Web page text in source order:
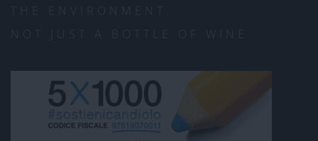
THE ENVIRONMENT.
NOT JUST A BOTTLE OF WINE